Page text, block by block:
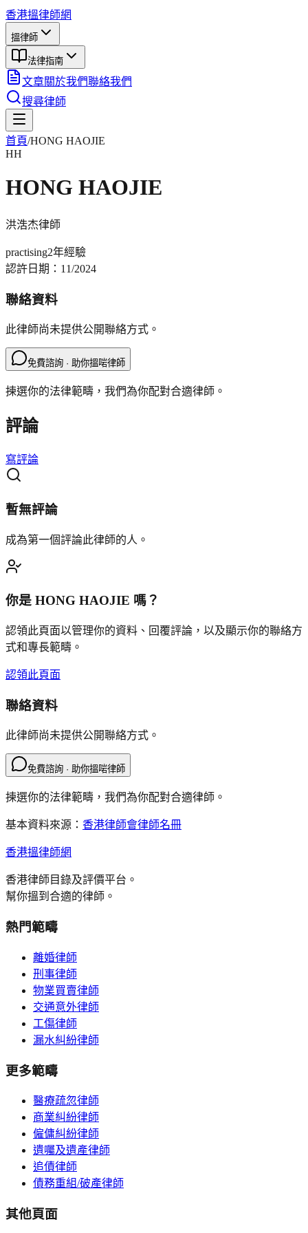
香港搵律師網
搵律師
法律指南
文章關於我們聯絡我們
搜尋律師
首頁/HONG HAOJIE
HH
HONG HAOJIE
洪浩杰律師
practising2年經驗
認許日期： 11/2024
聯絡資料
此律師尚未提供公開聯絡方式。
免費諮詢 · 助你搵啱律師
揀選你的法律範疇，我們為你配對合適律師。
評論
寫評論
暫無評論
成為第一個評論此律師的人。
你是 HONG HAOJIE 嗎？
認領此頁面以管理你的資料、回覆評論，以及顯示你的聯絡方
式和專長範疇。
認領此頁面
聯絡資料
此律師尚未提供公開聯絡方式。
免費諮詢 · 助你搵啱律師
揀選你的法律範疇，我們為你配對合適律師。
基本資料來源： 香港律師會律師名冊
香港搵律師網
香港律師目錄及評價平台。
幫你搵到合適的律師。
熱門範疇
離婚律師
刑事律師
物業買賣律師
交通意外律師
工傷律師
漏水糾紛律師
更多範疇
醫療疏忽律師
商業糾紛律師
僱傭糾紛律師
遺囑及遺產律師
追債律師
債務重組/破產律師
其他頁面